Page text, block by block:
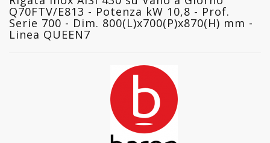
Q70FTV/E813 - Potenza kW 10,8 - Prof.
Serie 700 - Dim. 800(L)x700(P)x870(H) mm -
Linea QUEEN7